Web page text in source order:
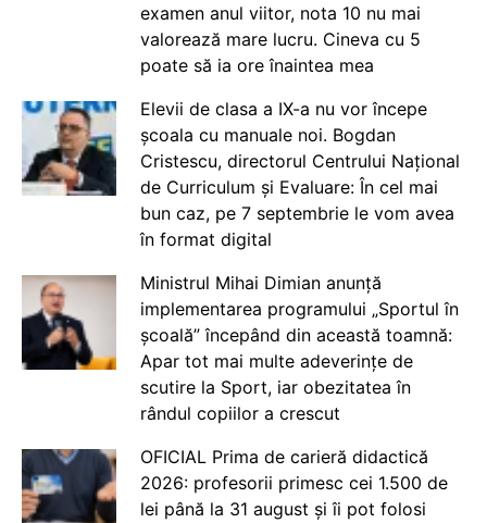
examen anul viitor, nota 10 nu mai
valorează mare lucru. Cineva cu 5
poate să ia ore înaintea mea
Elevii de clasa a IX-a nu vor începe
școala cu manuale noi. Bogdan
Cristescu, directorul Centrului Național
de Curriculum și Evaluare: În cel mai
bun caz, pe 7 septembrie le vom avea
în format digital
Ministrul Mihai Dimian anunță
implementarea programului „Sportul în
școală” începând din această toamnă:
Apar tot mai multe adeverințe de
scutire la Sport, iar obezitatea în
rândul copiilor a crescut
OFICIAL Prima de carieră didactică
2026: profesorii primesc cei 1.500 de
lei până la 31 august și îi pot folosi